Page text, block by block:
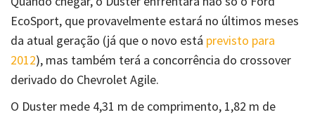
EcoSport, que provavelmente estará no últimos meses
da atual geração (já que o novo está previsto para
2012), mas também terá a concorrência do crossover
derivado do Chevrolet Agile.
O Duster mede 4,31 m de comprimento, 1,82 m de